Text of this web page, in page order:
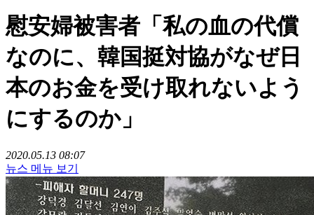
慰安婦被害者「私の血の代償
なのに、韓国挺対協がなぜ日
本のお金を受け取れないよう
にするのか」
2020.05.13 08:07
뉴스 메뉴 보기